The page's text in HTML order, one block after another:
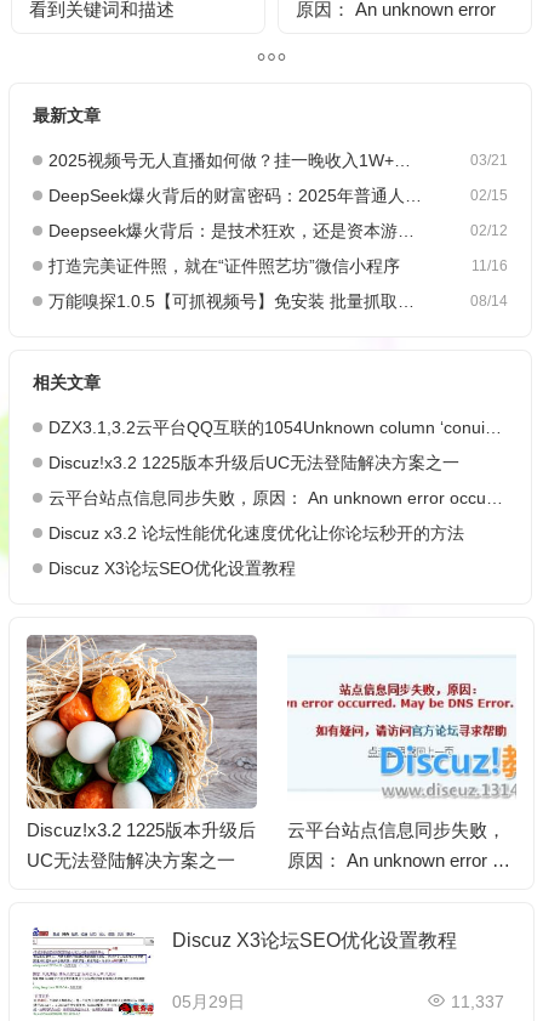
看到关键词和描述
原因： An unknown error
最新文章
03/21
2025视频号无人直播如何做？挂一晚收入1W+，这份教程，小白可做~
02/15
DeepSeek爆火背后的财富密码：2025年普通人如何抓住AI创业风口？
02/12
Deepseek爆火背后：是技术狂欢，还是资本游戏？
11/16
打造完美证件照，就在“证件照艺坊”微信小程序
08/14
万能嗅探1.0.5【可抓视频号】免安装 批量抓取媒体文件
相关文章
DZX3.1,3.2云平台QQ互联的1054Unknown column ‘conuintoken’ in ‘field list’ 解决…
Discuz!x3.2 1225版本升级后UC无法登陆解决方案之一
云平台站点信息同步失败，原因： An unknown error occurred. May be DNS Error.
Discuz x3.2 论坛性能优化速度优化让你论坛秒开的方法
Discuz X3论坛SEO优化设置教程
Discuz!x3.2 1225版本升级后
UC无法登陆解决方案之一
云平台站点信息同步失败，
原因： An unknown error oc
Discuz X3论坛SEO优化设置教程
05月29日 11,337